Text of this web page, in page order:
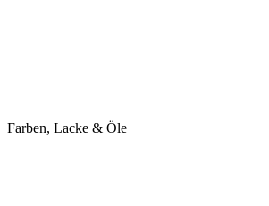
Farben, Lacke & Öle